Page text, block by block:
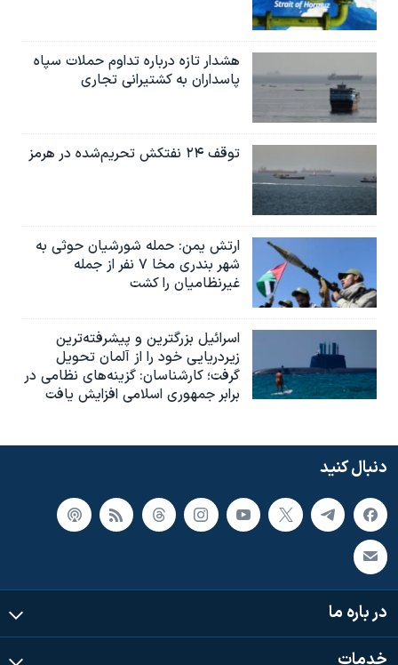
هشدار تازه درباره تداوم حملات سپاه
پاسداران به کشتیرانی تجاری
توقف ۲۴ نفتکش تحریم‌شده در هرمز
ارتش یمن: حمله شورشیان حوثی به
شهر بندری مخا ۷ نفر از جمله
غیرنظامیان را کشت
اسرائيل بزرگترین و پیشرفته‌ترین
زیردریایی خود را از آلمان تحویل
گرفت؛ کارشناسان: گزینه‌های نظامی در
برابر جمهوری اسلامی افزایش یافت
دنبال کنید
در باره ما
خدمات